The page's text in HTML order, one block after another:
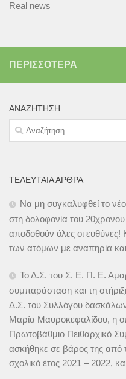
Real news
ΠΕΡΙΣΣΌΤΕΡΑ
ΑΝΑΖΉΤΗΣΗ
Αναζήτηση
για:
ΤΕΛΕΥΤΑΊΑ ΆΡΘΡΑ
Να μη συγκαλυφθεί το
στη δολοφονία του
αποδοθούν όλες οι ευθύνες!
των ατόμων με αναπηρία
Το Δ.Σ. του Σ. Ε. Π. Ε.
συμπαράσταση και τη
Δ.Σ. του Συλλόγου
Μαρία Μαυροκεφαλίδου, η
Πρωτοβάθμιο Πειθαρχικό
ασκήθηκε σε βάρος της από
σχολικό έτος 2021 – 2022,